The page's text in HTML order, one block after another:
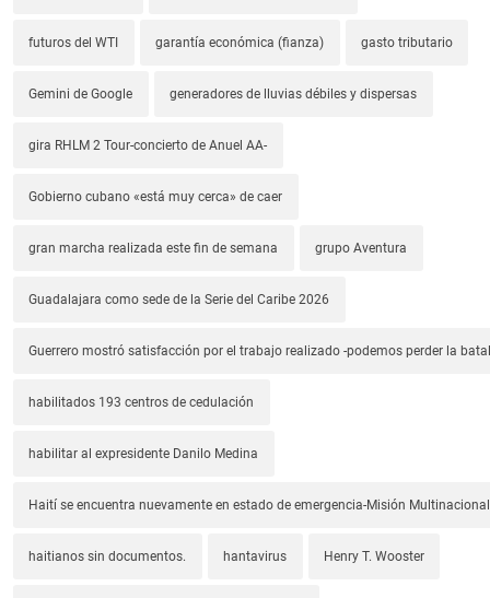
futuros del WTI garantía económica (fianza) gasto tributario
Gemini de Google generadores de lluvias débiles y dispersas
gira RHLM 2 Tour-concierto de Anuel AA-
Gobierno cubano «está muy cerca» de caer
gran marcha realizada este fin de semana grupo Aventura
Guadalajara como sede de la Serie del Caribe 2026
Guerrero mostró satisfacción por el trabajo realizado -podemos perder la
habilitados 193 centros de cedulación
habilitar al expresidente Danilo Medina
Haití se encuentra nuevamente en estado de emergencia-Misión
haitianos sin documentos. hantavirus Henry T. Wooster